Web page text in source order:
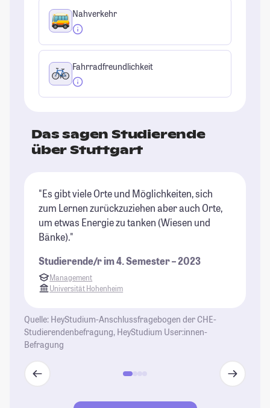
Nahverkehr
Fahrradfreundlichkeit
Das sagen Studierende
über Stuttgart
"Es gibt viele Orte und Möglichkeiten, sich
zum Lernen zurückzuziehen aber auch Orte,
um etwas Energie zu tanken (Wiesen und
Bänke)."
Studierende/r im 4. Semester – 2023
Management
Universität Hohenheim
Quelle: HeyStudium-Anschlussfragebogen der CHE-
Studierendenbefragung, HeyStudium User:innen-
Befragung